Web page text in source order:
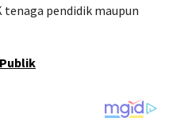
tenaga pendidik maupun